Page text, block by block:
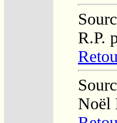
R.P.
Noël